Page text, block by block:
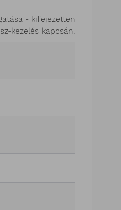
- kifejezetten
kezelés kapcsán.